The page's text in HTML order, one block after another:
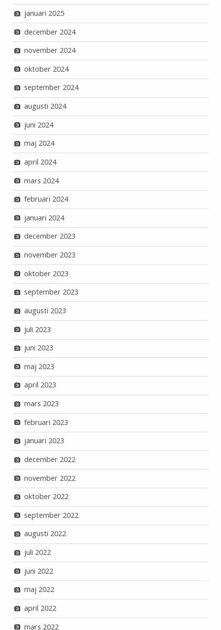
januari 2025
december 2024
november 2024
oktober 2024
september 2024
augusti 2024
juni 2024
maj 2024
april 2024
mars 2024
februari 2024
januari 2024
december 2023
november 2023
oktober 2023
september 2023
augusti 2023
juli 2023
juni 2023
maj 2023
april 2023
mars 2023
februari 2023
januari 2023
december 2022
november 2022
oktober 2022
september 2022
augusti 2022
juli 2022
juni 2022
maj 2022
april 2022
mars 2022